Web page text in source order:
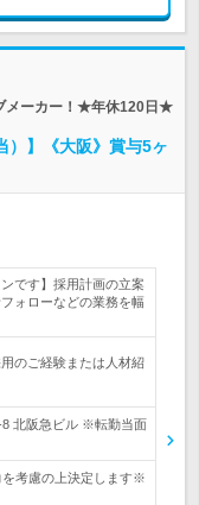
メーカー！★年休120日★
）】《大阪》賞与5ヶ
です】採用計画の立案
ォローなどの業務を幅
のご経験または人材紹
8 北阪急ビル ※転勤当面
考慮の上決定します※